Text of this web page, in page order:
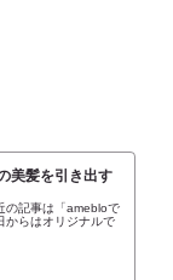
美髪を引き出す
の記事は「amebloで
らはオリジナルで